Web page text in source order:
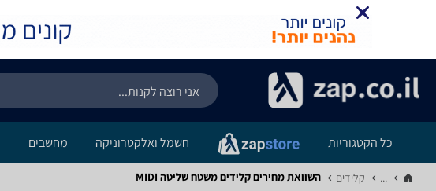
כל הקטגוריות חשמל ואלקטרוניקה מחשבים
... קלידים‏ השוואת מחירים קלידים ‏משטח שליטה ‏MIDI